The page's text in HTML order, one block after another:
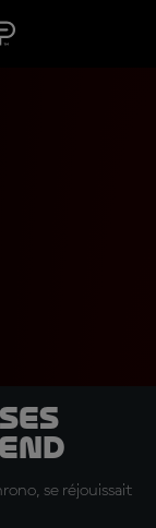
se réjouissait